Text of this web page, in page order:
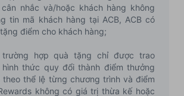
nhắc và/hoặc khách hàng không
tin mã khách hàng tại ACB, ACB có
điểm cho khách hàng;
hợp quà tặng chỉ được trao
thức quy đổi thành điểm thưởng
theo thể lệ từng chương trình và điểm
không có giá trị thừa kế hoặc